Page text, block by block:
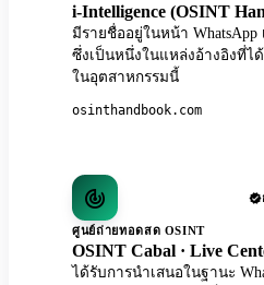
i-Intelligence (OSINT
มีรายชื่ออยู่ในหน้า
ซึ่งเป็นหนึ่งในแหล่งอ้างอิงที่ไ
ในอุตสาหกรรมนี้
osinthandbook.com
ศูนย์ถ่ายทอดสด OSINT
OSINT Cabal · Live
ได้รับการนำเสนอในฐานะ